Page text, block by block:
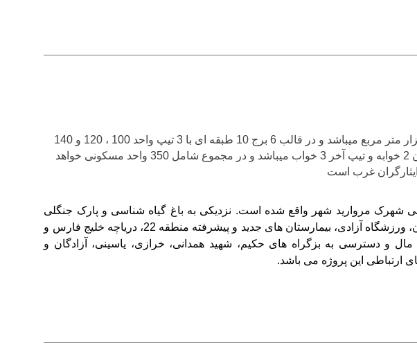
این پروژه دارای تراکم مسکونی 40 هزار متر مربع میباشد و در قالب 6 برج 10 طبقه ای با 3 تیپ واحد 100 ، 120 و 140
متری اجرا خواهد شد که 2 تیپ اول آن 2 خوابه و تیپ آخر 3 خواب میباشد و در مجموع شامل 350 واحد مسکونی خواهد
غرب است
شهرک مروارید شهر واقع شده است. نزدیکی به باغ گیاه شناسی و پارک جنگلی
چیتگر، پارک آبشار، بوستان جوانمردان، ورزشگاه آزادی، بیمارستان های جدید و پیشرفته منطقه 22، دریاچه خلیج فارس و
مال و دسترسی به بزگراه های حکیم، شهید همدانی، خرازی، یاسینی، آزادگان و
ارتباطی این پروژه می باشد.